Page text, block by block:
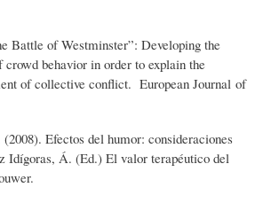
Battle of Westminster”: Developing the
behavior in order to explain the
of collective conflict. European Journal of
Efectos del humor: consideraciones
Idígoras, Á. (Ed.) El valor terapéutico del